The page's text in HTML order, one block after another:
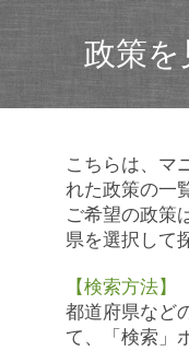
政策を
こちらは、マ
れた政策の一
ご希望の政策
県を選択して
【検索方法】
都道府県など
て、「検索」